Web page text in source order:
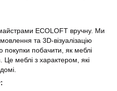
ECOLOFT вручну. Ми
та 3D-візуалізацію
покупки побачити, як меблі
Це меблі з характером, які